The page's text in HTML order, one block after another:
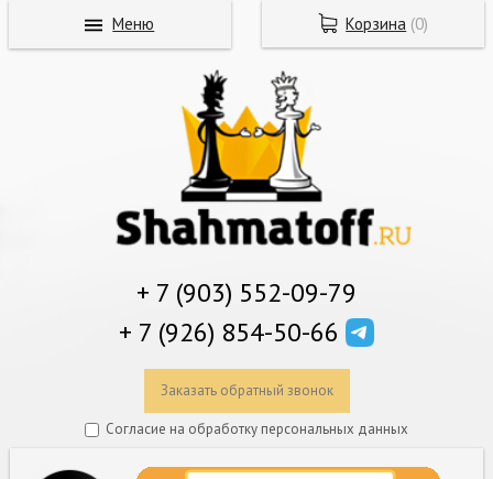
+ 7 (903) 552-09-79
+ 7 (926) 854-50-66
Заказать обратный звонок
Согласие на обработку персональных данных
Корзина (0)
Меню